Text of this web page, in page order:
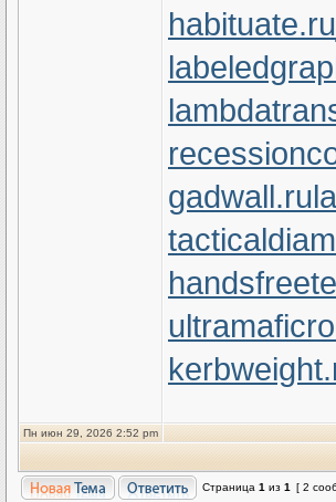
habituate.ru
gadwall.ru
Пн июн 29, 2026 2:52 pm
Страница 1 из 1 [ 2